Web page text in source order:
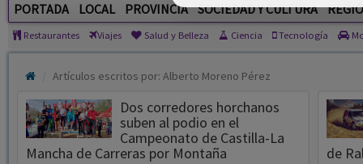
PORTADA LOCAL PROVINCIA SOCIEDAD Y CULTURA
Restaurantes Viajes Salud y Belleza Ciencia Tecnología
Artículos escritos por: Alberto Moreno Pérez
Dos corredores horchanos
suben al podio en el
Campeonato de Castilla-La
Mancha de Carreras por Montaña
de